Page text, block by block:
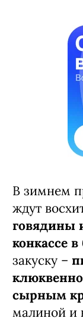
В зимнем
ждут
говядины
конкассе
закуску –
сырным
малиной и